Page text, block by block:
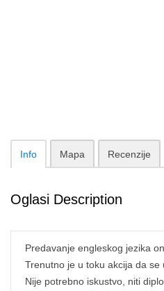
Info Mapa Recenzije
Oglasi Description
Predavanje engleskog jezika
Trenutno je u toku akcija da
Nije potrebno iskustvo, niti